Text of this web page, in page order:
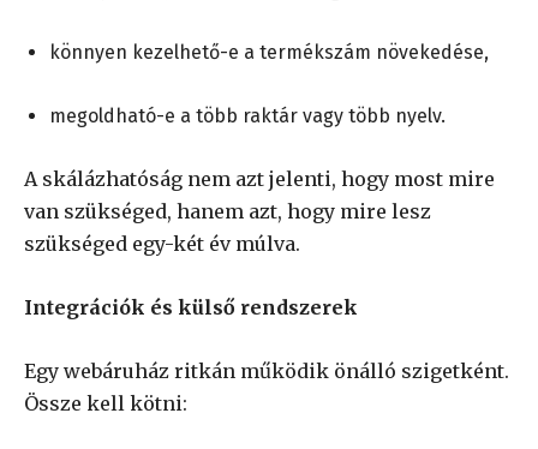
könnyen kezelhető-e a termékszám növekedése,
megoldható-e a több raktár vagy több nyelv.
A skálázhatóság nem azt jelenti, hogy most mire
van szükséged, hanem azt, hogy mire lesz
szükséged egy-két év múlva.
Integrációk és külső rendszerek
Egy webáruház ritkán működik önálló szigetként.
Össze kell kötni: